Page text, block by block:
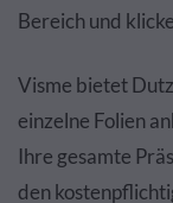
Bereich und
Visme bietet
einzelne Folien
Ihre gesamte
den